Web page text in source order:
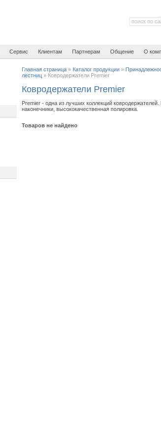
Сервис Клиентам Партнерам Общение О
Главная страница» Каталог продукции»
лестниц» Ковродержатели Premier
Ковродержатели Premier
Premier - одна из лучших коллекций
наконечники, высококачественная полировка.
Товаров не найдено